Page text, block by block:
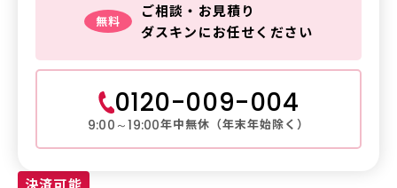
無料
ご相談・お見積り
ダスキンにお任せください
0120-009-004
9:00～19:00年中無休（年末年始除く）
決済可能